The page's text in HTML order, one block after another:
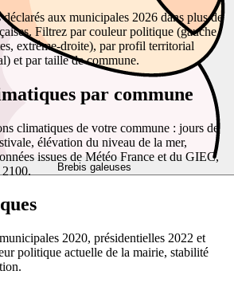
Brebis galeuses
aux municipales 2026 dans plus de
Filtrez par couleur politique (gauche,
extrême-droite), par profil territorial
et par taille de commune.
par commune
climatiques de votre commune : jours de
élévation du niveau de la mer,
issues de Météo France et du GIEC,
2020, présidentielles 2022 et
politique actuelle de la mairie, stabilité